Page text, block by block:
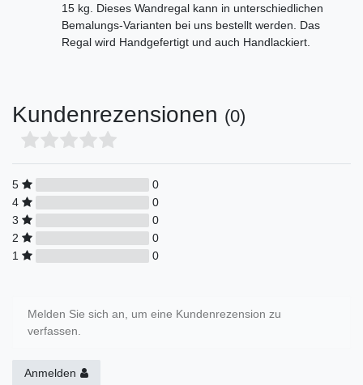
15 kg. Dieses Wandregal kann in unterschiedlichen
Bemalungs-Varianten bei uns bestellt werden. Das
Regal wird Handgefertigt und auch Handlackiert.
Kundenrezensionen (0)
5
0
4
0
3
0
2
0
1
0
Melden Sie sich an, um eine Kundenrezension zu
verfassen.
Anmelden